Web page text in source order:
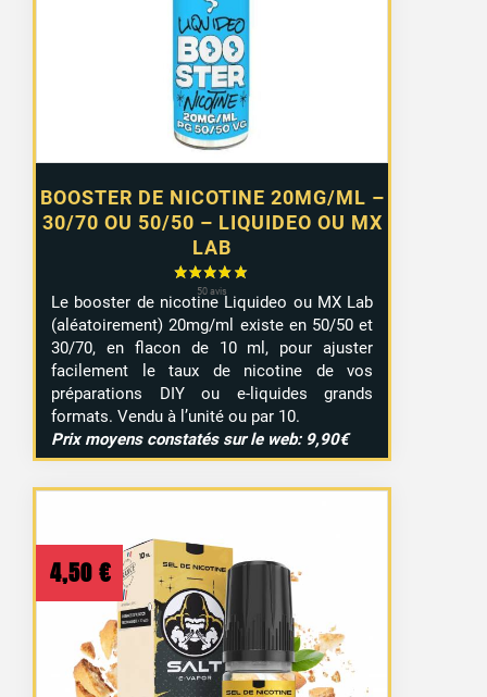
BOOSTER DE NICOTINE 20MG/ML –
30/70 OU 50/50 – LIQUIDEO OU MX
LAB
0,99 €
à
7,99 €
Le booster de nicotine Liquideo ou MX Lab
(aléatoirement) 20mg/ml existe en 50/50 et
30/70, en flacon de 10 ml, pour ajuster
facilement le taux de nicotine de vos
préparations DIY ou e-liquides grands
formats. Vendu à l’unité ou par 10.
Prix moyens constatés sur le web: 9,90€
4,50 €